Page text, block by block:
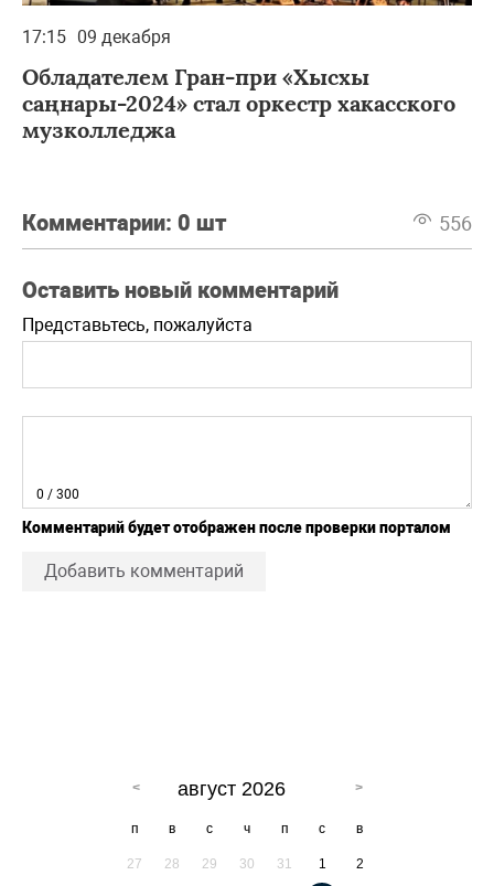
17:15 09 декабря
Обладателем Гран-при «Хысхы
саңнары-2024» стал оркестр хакасского
музколледжа
Комментарии: 0 шт 556
Оставить новый комментарий
Представьтесь, пожалуйста
0 / 300
Комментарий будет отображен после проверки порталом
Добавить комментарий
август 2026
п в с ч п с в
27 28 29 30 31 1 2